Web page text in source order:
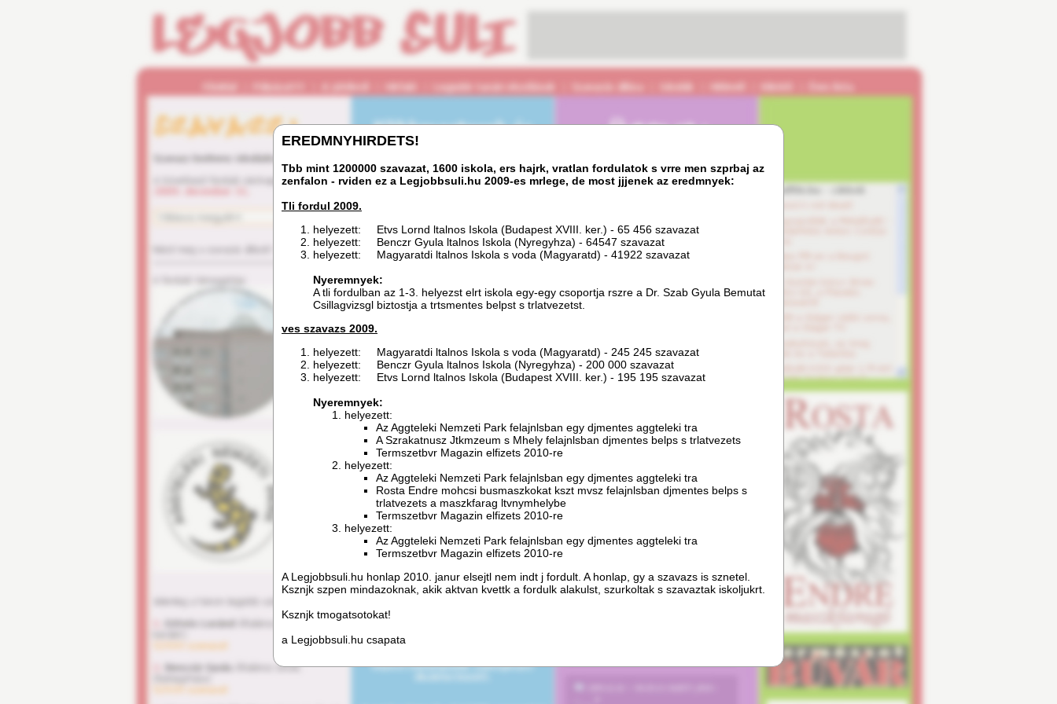
EREDMNYHIRDETS!
Tbb mint 1200000 szavazat, 1600 iskola, ers hajrk, vratlan fordulatok s vrre men szprbaj az
zenfalon - rviden ez a Legjobbsuli.hu 2009-es mrlege, de most jjjenek az eredmnyek:
Tli fordul 2009.
helyezett: Etvs Lornd ltalnos Iskola (Budapest XVIII. ker.) - 65 456 szavazat
helyezett: Benczr Gyula ltalnos Iskola (Nyregyhza) - 64547 szavazat
helyezett: Magyaratdi ltalnos Iskola s voda (Magyaratd) - 41922 szavazat
Nyeremnyek:
A tli fordulban az 1-3. helyezst elrt iskola egy-egy csoportja rszre a Dr. Szab Gyula Bemutat
Csillagvizsgl biztostja a trtsmentes belpst s trlatvezetst.
ves szavazs 2009.
helyezett: Magyaratdi ltalnos Iskola s voda (Magyaratd) - 245 245 szavazat
helyezett: Benczr Gyula ltalnos Iskola (Nyregyhza) - 200 000 szavazat
helyezett: Etvs Lornd ltalnos Iskola (Budapest XVIII. ker.) - 195 195 szavazat
Nyeremnyek:
helyezett:
Az Aggteleki Nemzeti Park felajnlsban egy djmentes aggteleki tra
A Szrakatnusz Jtkmzeum s Mhely felajnlsban djmentes belps s trlatvezets
Termszetbvr Magazin elfizets 2010-re
helyezett:
Az Aggteleki Nemzeti Park felajnlsban egy djmentes aggteleki tra
Rosta Endre mohcsi busmaszkokat kszt mvsz felajnlsban djmentes belps s
trlatvezets a maszkfarag ltvnymhelybe
Termszetbvr Magazin elfizets 2010-re
helyezett:
Az Aggteleki Nemzeti Park felajnlsban egy djmentes aggteleki tra
Termszetbvr Magazin elfizets 2010-re
A Legjobbsuli.hu honlap 2010. janur elsejtl nem indt j fordult. A honlap, gy a szavazs is sznetel.
Ksznjk szpen mindazoknak, akik aktvan kvettk a fordulk alakulst, szurkoltak s szavaztak iskoljukrt.
Ksznjk tmogatsotokat!
a Legjobbsuli.hu csapata